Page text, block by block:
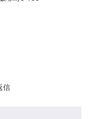
信